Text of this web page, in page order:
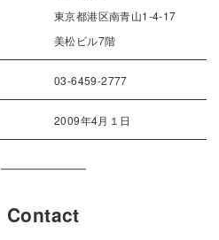
東京都港区南青山1-4-17
美松ビル7階
03-6459-2777
2009年4月１日
Contact